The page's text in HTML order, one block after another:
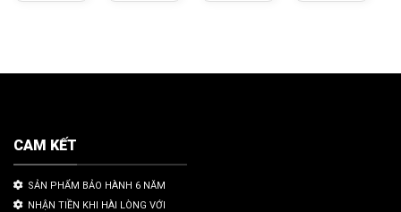
CAM KẾT
SẢN PHẨM BẢO HÀNH 6 NĂM
NHẬN TIỀN KHI HÀI LÒNG VỚI